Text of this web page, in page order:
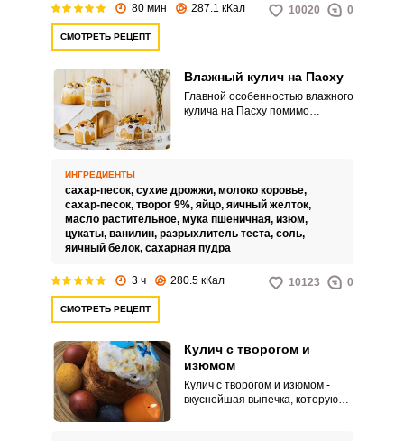
80 мин 287.1 кКал 10020 0
СМОТРЕТЬ РЕЦЕПТ
Влажный кулич на Пасху
Главной особенностью влажного
кулича на Пасху помимо
можно, приготовив этот
прекрасный десерт, следуя
пошаговой инструкции, которую
мы представляем вашему
вниманию.
ИНГРЕДИЕНТЫ
сахар-песок, сухие дрожжи, молоко коровье,
сахар-песок, творог 9%, яйцо, яичный желток,
масло растительное, мука пшеничная, изюм,
цукаты, ванилин, разрыхлитель теста, соль,
яичный белок, сахарная пудра
3 ч 280.5 кКал 10123 0
СМОТРЕТЬ РЕЦЕПТ
Кулич с творогом и
изюмом
Кулич с творогом и изюмом -
вкуснейшая выпечка, которую